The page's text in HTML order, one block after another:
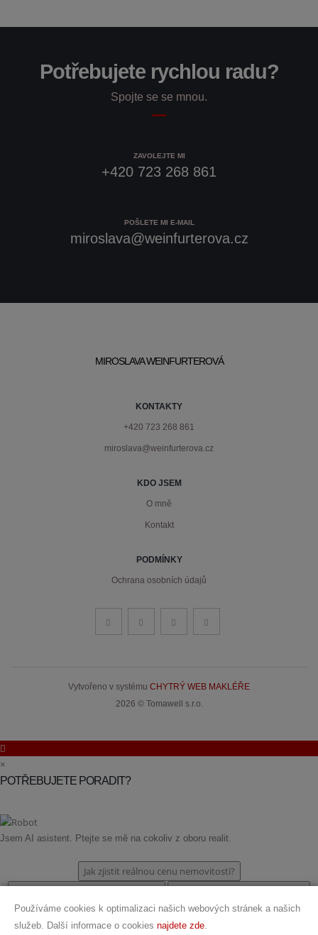
Potřebujete rychlou radu?
Spojte se se mnou.
ZAVOLEJTE MI
+420 723 268 861
POŠLETE MI E-MAIL
miroslava@weinfurterova.cz
MIROSLAVA WEINFURTEROVÁ
KONTAKTY
+420 723 268 861
miroslava@weinfurterova.cz
KDO JSEM
O mně
Kontakt
PODMÍNKY
Ochrana osobních údajů
Vytvořeno v systému CHYTRÝ WEB MAKLÉŘE
2026 © Tomawell s.r.o.
Používáme cookies k optimalizaci našich webových stránek a našich
služeb. Další informace o cookies najdete zde.
×
POTŘEBUJETE PORADIT?
Jsem AI asistent. Ptejte se mě na cokoliv z oboru realit.
Jak zjistit reálnou cenu nemovitosti?
Plánuji koupi investiční nemovitosti.